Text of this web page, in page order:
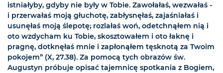
istniałyby, gdyby nie były w Tobie. Zawołałaś, wezwałaś -
i przerwałaś moją głuchotę, zabłysnęłaś, zajaśniałaś i
usunęłaś moją ślepotę; rozlałaś woń, odetchnąłem nią i
oto wzdycham ku Tobie, skosztowałem i oto łaknę i
pragnę, dotknęłaś mnie i zapłonąłem tęsknotą za Twoim
pokojem” (X, 27.38). Za pomocą tych obrazów św.
Augustyn próbuje opisać tajemnicę spotkania z Bogiem,